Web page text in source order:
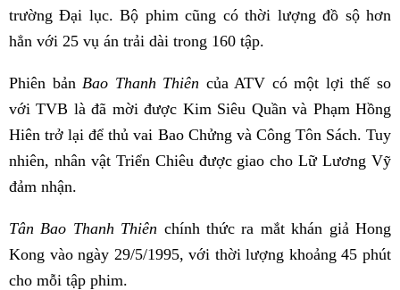
trường Đại lục. Bộ phim cũng có thời lượng đồ sộ hơn
hẳn với 25 vụ án trải dài trong 160 tập.
Phiên bản Bao Thanh Thiên của ATV có một lợi thế so
với TVB là đã mời được Kim Siêu Quần và Phạm Hồng
Hiên trở lại để thủ vai Bao Chửng và Công Tôn Sách. Tuy
nhiên, nhân vật Triển Chiêu được giao cho Lữ Lương Vỹ
đảm nhận.
Tân Bao Thanh Thiên chính thức ra mắt khán giả Hong
Kong vào ngày 29/5/1995, với thời lượng khoảng 45 phút
cho mỗi tập phim.